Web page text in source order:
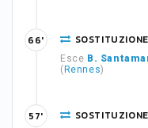
SOSTITUZIONE
Esce B.
( Rennes)
66'
SOSTITUZIONE
57'